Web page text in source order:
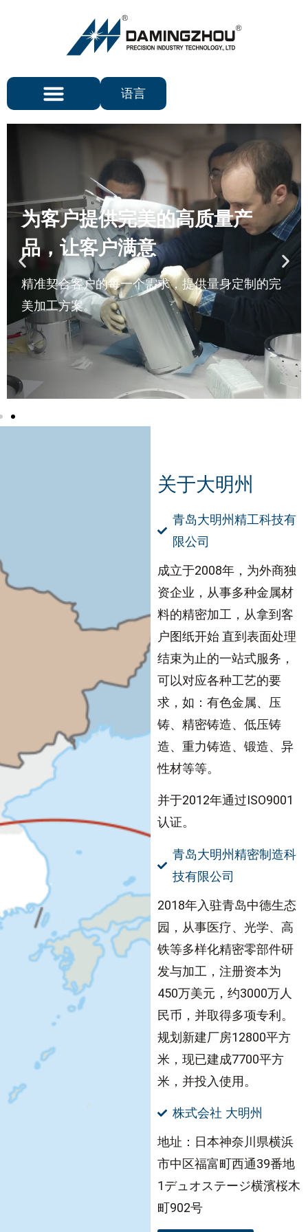
语言
为客户提供完美的高质量产
品，让客户满意
精准契合客户的每一个需求，提供量身定制的完
美加工方案。
关于大明州
青岛大明州精工科技有
限公司
成立于2008年，为外商独
资企业，从事多种金属材
料的精密加工，从拿到客
户图纸开始 直到表面处理
结束为止的一站式服务，
可以对应各种工艺的要
求，如：有色金属、压
铸、精密铸造、低压铸
造、重力铸造、锻造、异
性材等等。
并于2012年通过ISO9001
认证。
青岛大明州精密制造科
技有限公司
2018年入驻青岛中德生态
园，从事医疗、光学、高
铁等多样化精密零部件研
发与加工，注册资本为
450万美元，约3000万人
民币，并取得多项专利。
规划新建厂房12800平方
米，现已建成7700平方
米，并投入使用。
株式会社 大明州
地址：日本神奈川県横浜
市中区福富町西通39番地
1デュオステージ横濱桜木
町902号